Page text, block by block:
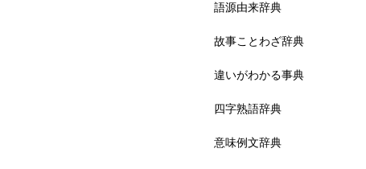
語源由来辞典
故事ことわざ辞典
違いがわかる事典
四字熟語辞典
意味例文辞典